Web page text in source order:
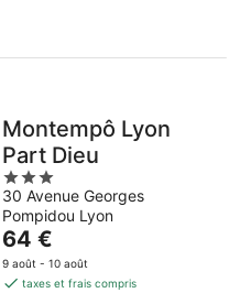
nuit
Montempô Lyon
Part Dieu
3
out
of
5
30 Avenue Georges
Pompidou Lyon
Le
prix
est
64 €
9 août - 10 août
taxes et frais compris